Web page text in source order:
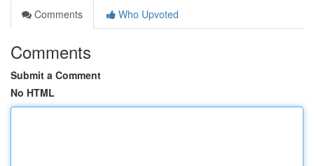
Comments
Who Upvoted
Comments
Submit a Comment
No HTML